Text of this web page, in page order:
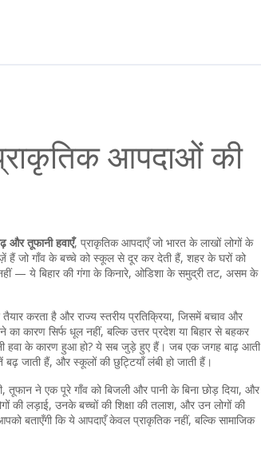
आपदाओं की
और तूफानी हवाएँ, प्राकृतिक आपदाएँ जो भारत के लाखों लोगों के
हैं जो गाँव के बच्चे को स्कूल से दूर कर देती हैं, शहर के घरों को
— ये बिहार की गंगा के किनारे, ओडिशा के समुद्री तट, असम के
करता है और राज्य स्तरीय प्रतिक्रिया, जिसमें बचाव और
कारण सिर्फ धूल नहीं, बल्कि उत्तर प्रदेश या बिहार से बहकर
हवा के कारण हुआ हो? ये सब जुड़े हुए हैं। जब एक जगह बाढ़ आती
जाती हैं, और स्कूलों की छुट्टियाँ लंबी हो जाती हैं।
ने एक पूरे गाँव को बिजली और पानी के बिना छोड़ दिया, और
की लड़ाई, उनके बच्चों की शिक्षा की तलाश, और उन लोगों की
बताएँगी कि ये आपदाएँ केवल प्राकृतिक नहीं, बल्कि सामाजिक